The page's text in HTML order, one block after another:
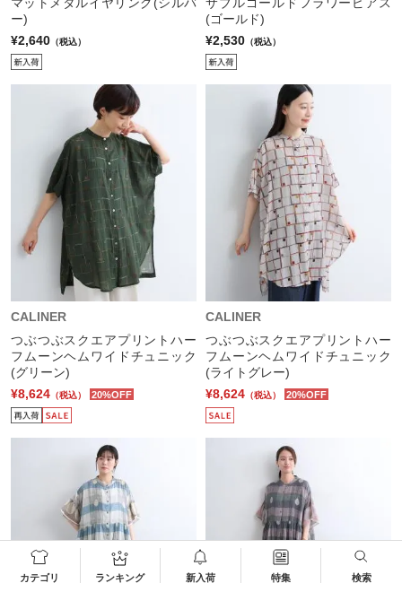
カテゴリ ランキング 新入荷 特集 検索
マットメタルイヤリング(シルバ
ー)
¥2,640 （税込）
サブルゴールドフラワーピアス
(ゴールド)
¥2,530 （税込）
CALINER
つぶつぶスクエアプリントハー
フムーンヘムワイドチュニック
(グリーン)
¥8,624 （税込） 20%OFF
CALINER
つぶつぶスクエアプリントハー
フムーンヘムワイドチュニック
(ライトグレー)
¥8,624 （税込） 20%OFF